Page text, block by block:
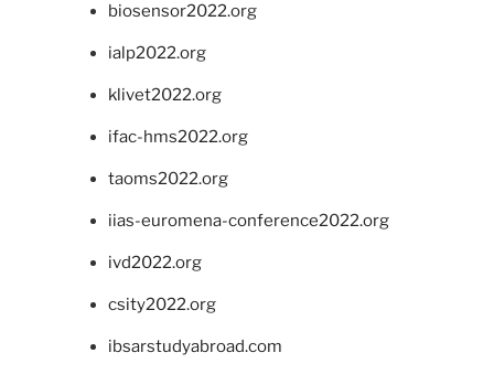
biosensor2022.org
ialp2022.org
klivet2022.org
ifac-hms2022.org
taoms2022.org
iias-euromena-conference2022.org
ivd2022.org
csity2022.org
ibsarstudyabroad.com